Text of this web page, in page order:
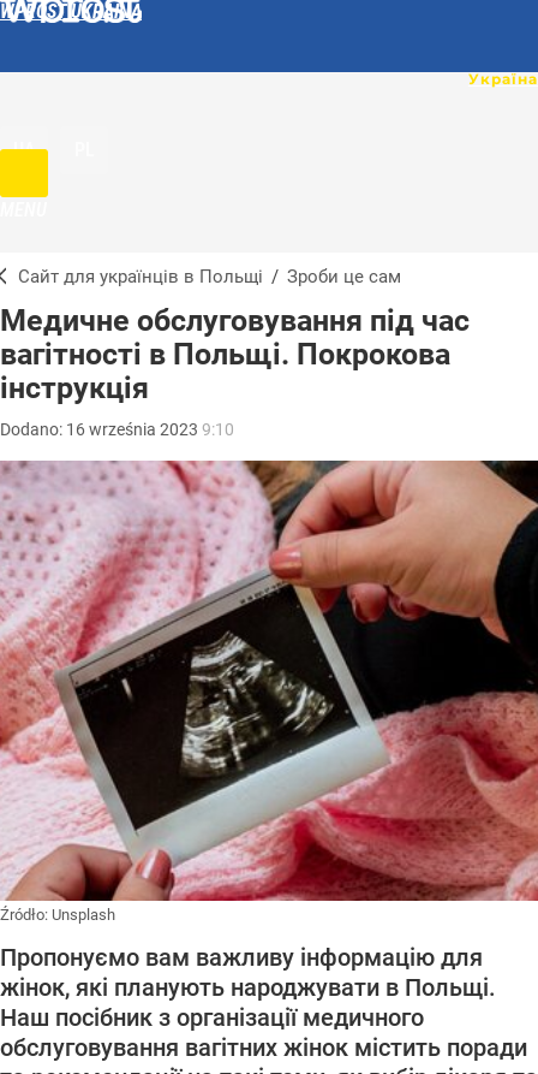
WPROST UKRAINA
UA
Сайт для українців в Польщі / Зроби це сам
Медичне обслуговування під час
вагітності в Польщі. Покрокова
інструкція
Dodano: 16września 2023 9:10
Źródło: Unsplash
Пропонуємо вам важливу інформацію для
жінок, які планують народжувати в Польщі.
Наш посібник з організації медичного
обслуговування вагітних жінок містить поради